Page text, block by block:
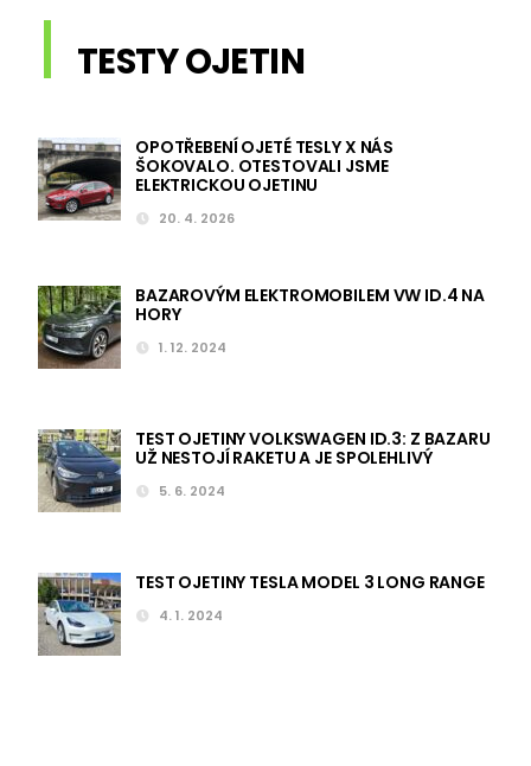
TESTY OJETIN
OPOTŘEBENÍ OJETÉ TESLY X NÁS
ŠOKOVALO. OTESTOVALI JSME
ELEKTRICKOU OJETINU
20. 4. 2026
BAZAROVÝM ELEKTROMOBILEM VW ID.4 NA
HORY
1. 12. 2024
TEST OJETINY VOLKSWAGEN ID.3: Z BAZARU
UŽ NESTOJÍ RAKETU A JE SPOLEHLIVÝ
5. 6. 2024
TEST OJETINY TESLA MODEL 3 LONG RANGE
4. 1. 2024